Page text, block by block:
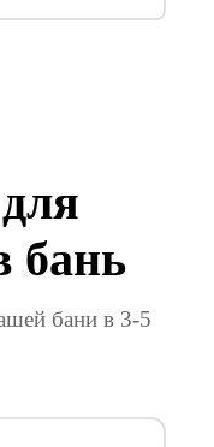
бань
бани в 3-5